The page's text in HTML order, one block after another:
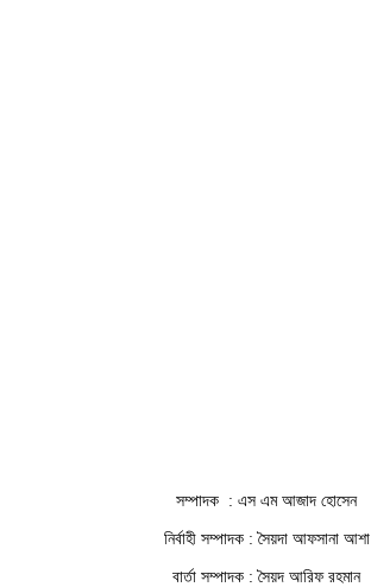
সম্পাদক : এস এম আজাদ হোসেন
নির্বাহী সম্পাদক : সৈয়দা আফসানা আশা
বার্তা সম্পাদক : সৈয়দ আরিফ রহমান